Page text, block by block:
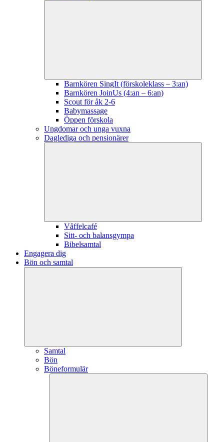
Barnkören SingIt (förskoleklass – 3:an)
Barnkören JoinUs (4:an – 6:an)
Scout för åk 2-6
Babymassage
Öppen förskola
Ungdomar och unga vuxna
Daglediga och pensionärer
Våffelcafé
Sitt- och balansgympa
Bibelsamtal
Engagera dig
Bön och samtal
Samtal
Bön
Böneformulär